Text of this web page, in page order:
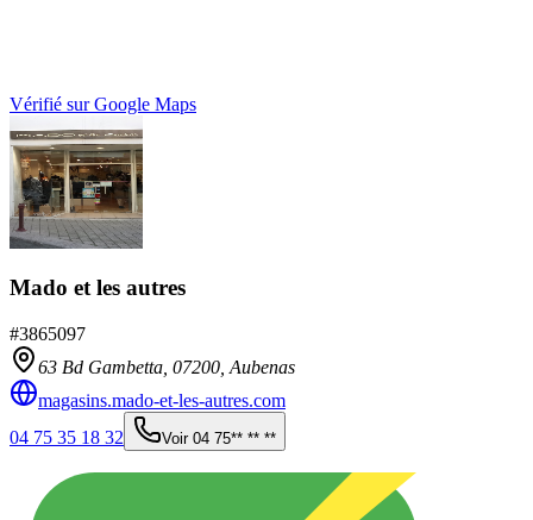
Vérifié sur Google Maps
Mado et les autres
#3865097
63 Bd Gambetta, 07200 Aubenas
magasins.mado-et-les-autres.com
04 75 35 18 32
Voir 04 75** ** **